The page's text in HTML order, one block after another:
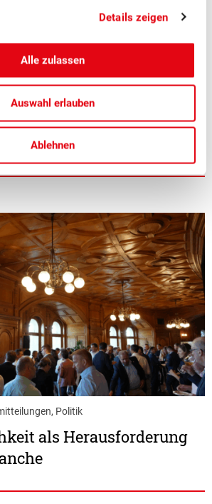
Details zeigen
Alle zulassen
Auswahl erlauben
Ablehnen
Sommersession 2026
Politik
als Herausforderung